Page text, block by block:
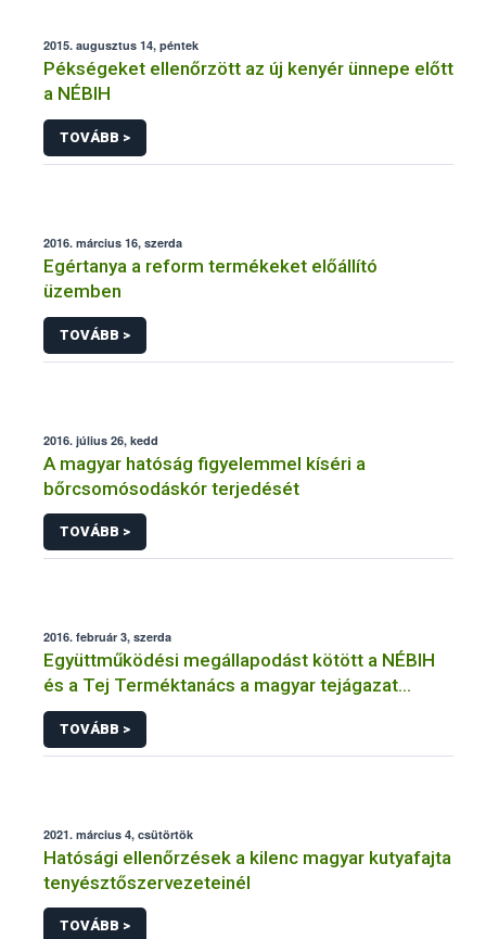
2015. augusztus 14, péntek
Pékségeket ellenőrzött az új kenyér ünnepe előtt
a NÉBIH
TOVÁBB >
2016. március 16, szerda
Egértanya a reform termékeket előállító
üzemben
TOVÁBB >
2016. július 26, kedd
A magyar hatóság figyelemmel kíséri a
bőrcsomósodáskór terjedését
TOVÁBB >
2016. február 3, szerda
Együttműködési megállapodást kötött a NÉBIH
és a Tej Terméktanács a magyar tejágazat
védelméért
TOVÁBB >
2021. március 4, csütörtök
Hatósági ellenőrzések a kilenc magyar kutyafajta
tenyésztőszervezeteinél
TOVÁBB >